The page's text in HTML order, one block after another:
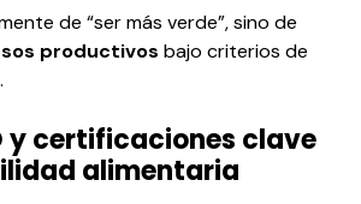
de “ser más verde”, sino de
productivos bajo criterios de
y certificaciones clave
alimentaria